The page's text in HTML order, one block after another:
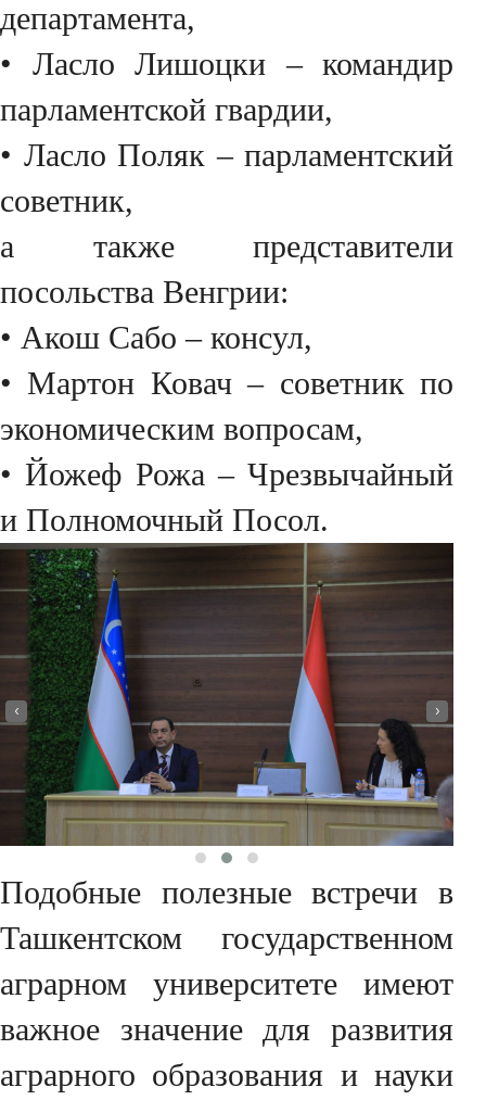
департамента,
• Ласло Лишоцки – командир
парламентской гвардии,
• Ласло Поляк – парламентский
советник,
а также представители
посольства Венгрии:
• Акош Сабо – консул,
• Мартон Ковач – советник по
экономическим вопросам,
• Йожеф Рожа – Чрезвычайный
и Полномочный Посол.
‹ ›
Подобные полезные встречи в
Ташкентском государственном
аграрном университете имеют
важное значение для развития
аграрного образования и науки